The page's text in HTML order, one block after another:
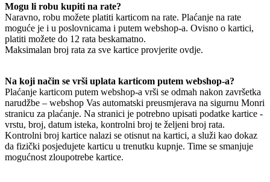
Mogu li robu kupiti na rate?
Naravno, robu možete platiti karticom na rate. Plaćanje na rate
moguće je i u poslovnicama i putem webshop-a. Ovisno o kartici,
platiti možete do 12 rata beskamatno.
Maksimalan broj rata za sve kartice provjerite ovdje.
Na koji način se vrši uplata karticom putem webshop-a?
Plaćanje karticom putem webshop-a vrši se odmah nakon završetka
narudžbe – webshop Vas automatski preusmjerava na sigurnu Monri
stranicu za plaćanje. Na stranici je potrebno upisati podatke kartice -
vrstu, broj, datum isteka, kontrolni broj te željeni broj rata.
Kontrolni broj kartice nalazi se otisnut na kartici, a služi kao dokaz
da fizički posjedujete karticu u trenutku kupnje. Time se smanjuje
mogućnost zloupotrebe kartice.